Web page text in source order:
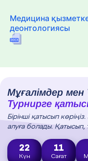
Медицина
деонтологиясы
Мұғалімдер мен
Турнирге
Бірінші қатысып
алуға болады. Қатысып,
22
Күн
11
Сағат